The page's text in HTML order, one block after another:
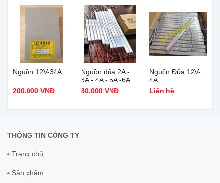
Nguồn 12V-34A
200.000 VNĐ
Nguồn đũa 2A -
3A - 4A - 5A -6A
80.000 VNĐ
Nguồn Đũa 12V-
4A
Liên hệ
THÔNG TIN CÔNG TY
Trang chủ
Sản phẩm